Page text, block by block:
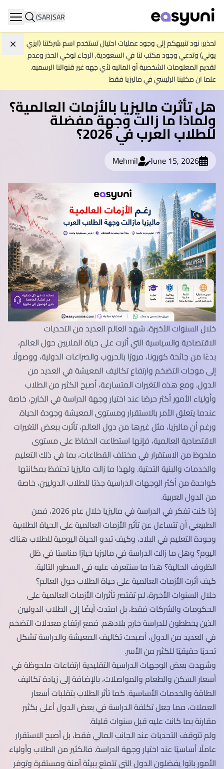
SAR
(SAR)
تحذير: نود تنبيهكم إلى وجود عمليات احتيال تستخدم اسم شركتنا (ايزي
يوني) وتدعي وجود مكتب لنا في السعودية, الرجاء توخي الحذر وعدم
تقديم المعلومات الشخصية أو الماليه لأي جهه غير قنواتنا الرسميه.
علما ان مكتبنا الرئيسي في ماليزيا فقط
هل تأثرت ماليزيا بالأزمات العالمية؟
ولماذا ما زالت وجهة مفضلة
للطلاب العرب في 2026؟
June 15, 2026
Mehmil
خلال السنوات الأخيرة، شهد العالم العديد من التحديات
الاقتصادية والسياسية التي أثرت على حياة الملايين حول العالم،
بدءًا من جائحة كورونا، مرورًا بالحروب والصراعات الدولية، ووصولًا
إلى موجات التضخم وارتفاع تكاليف المعيشة في العديد من
الدول. ومع هذه التغيرات المتسارعة، أصبح الكثير من الطلاب
وأولياء الأمور أكثر حرصًا عند اختيار وجهة الدراسة في الخارج، خاصة
عندما يتعلق الأمر بالاستقرار ومستوى المعيشة وجودة الحياة.
ورغم أن ماليزيا، مثل غيرها من دول العالم، تأثرت ببعض التغيرات
الاقتصادية العالمية، فإنها استطاعت الحفاظ على مستوى
ملحوظ من الاستقرار في مختلف القطاعات، بما في ذلك التعليم
والخدمات والبنية التحتية. ولهذا ما زالت ماليزيا تحتفظ بمكانتها
كواحدة من أكثر الوجهات الدراسية جذبًا للطلاب الدوليين، خاصة
من الدول العربية.
إذا كنت تفكر في الدراسة في ماليزيا خلال عام 2026، فمن
الطبيعي أن تتساءل عن تأثير الأزمات العالمية على الحياة الطلابية
وجودة التعليم في البلاد، وكيف تبدو الحياة اليومية للطلاب هناك
اليوم؟ وهل ما زالت الدراسة في ماليزيا خيارًا مناسبًا في ظل
الظروف الحالية؟ هذا ما سنتعرف عليه في السطور التالية.
كيف أثرت الأزمات العالمية على حياة الطلاب حول العالم؟
خلال السنوات الأخيرة، لم تقتصر تأثيرات الأزمات العالمية على
الحكومات والشركات فقط، بل امتدت أيضًا إلى الطلاب الدوليين
الذين يخططون للدراسة خارج بلادهم. فمع ارتفاع معدلات التضخم
في العديد من الدول، أصبحت تكاليف المعيشة والدراسة تشكل
تحديًا حقيقيًا للكثير من الأسر.
وشهدت بعض الوجهات الدراسية التقليدية ارتفاعات ملحوظة في
أسعار السكن والطعام والمواصلات، بالإضافة إلى زيادة تكاليف
الطاقة والخدمات الأساسية. كما تأثر الطلاب بتقلبات أسعار
العملات، مما جعل تكلفة الدراسة في بعض الدول أعلى بكثير
مقارنة بما كانت عليه قبل سنوات قليلة.
ولم تتوقف التحديات عند الجانب المالي فقط، بل أصبح الاستقرار
عاملًا أساسيًا عند اختيار وجهة الدراسة. فالكثير من الطلاب وأولياء
الأمور باتوا يفضلون الدول التي تتمتع ببيئة آمنة ومستقرة وتوفر